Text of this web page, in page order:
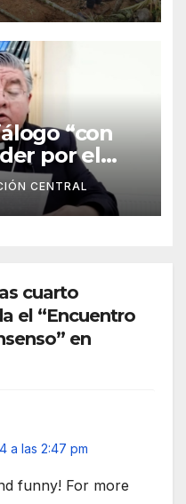
“con
por el
su
CENTRAL
cuarto
el “Encuentro
en
a las 2:47 pm
funny! For more